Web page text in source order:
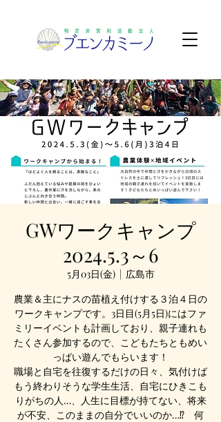
GWワークキャンプ
2024.5.3～6
5月03日(金)
  |
広島市
農業＆主にナスの苗植え付けする３泊４日の
ワークキャンプです。3日目(5月5日)にはファ
ミリーイベントも計画しており、親子連れも
たくさん参加するので、こどもたちともめい
っぱい遊んでもらいます！
職場と自宅を往復するだけの日々、気付けば
もう終わりそうな学生生活、自宅にひきこも
りがちの人…、人生に目標が持てない、将来
が不安、このままの自分でいいのか…⁉ 何